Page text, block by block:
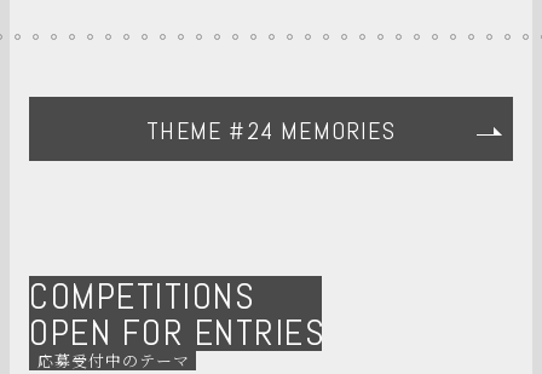
THEME #24 MEMORIES
COMPETITIONS
OPEN FOR ENTRIES
応募受付中のテーマ